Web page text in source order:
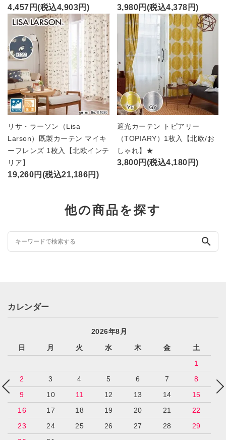
4,457円(税込4,903円) 3,980円(税込4,378円)
リサ・ラーソン（Lisa
Larson）既製カーテン マイキ
ーフレンズ 1枚入【北欧インテ
リア】
19,260円(税込21,186円)
遮光カーテン トピアリー
（TOPIARY）1枚入【北欧/お
しゃれ】★
3,800円(税込4,180円)
他の商品を探す
search
カレンダー
2026年8月
日
月 火 水 木 金
土
1
2
3 4 5 6 7
8
9
10 11 12 13 14
15
16
17 18 19 20 21
22
23
24 25 26 27 28
29